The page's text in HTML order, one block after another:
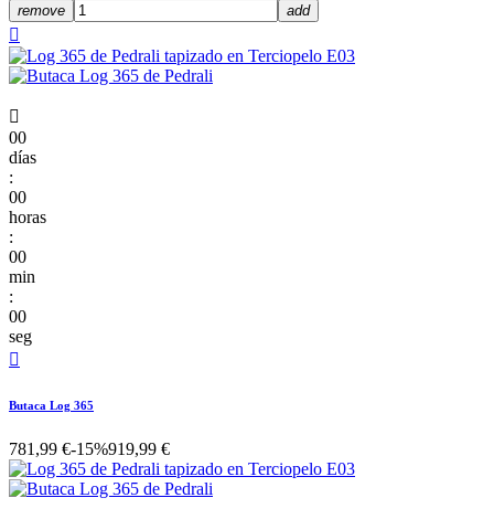
remove add


00
días
:
00
horas
:
00
min
:
00
seg

Butaca Log 365
781,99 €-15%919,99 €